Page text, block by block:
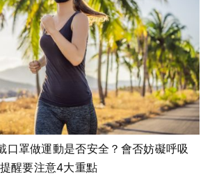
口罩做運動是否安全？會否妨礙呼吸
醒要注意4大重點